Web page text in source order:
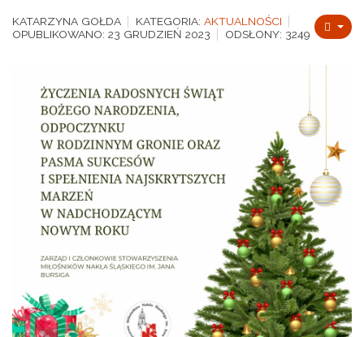
KATARZYNA GOŁDA KATEGORIA: AKTUALNOŚCI
OPUBLIKOWANO: 23 GRUDZIEŃ 2023
ODSŁONY: 3249